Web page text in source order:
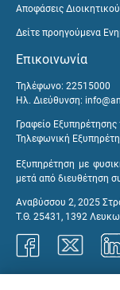
Αποφάσεις
Δείτε προηγούμενα
Επικοινωνία
Τηλέφωνο: 22515000
Ηλ. Διεύθυνση:
Γραφείο
Τηλεφωνική
Εξυπηρέτηση με
μετά από διευθέτηση
Αναβύσσου 2, 2025
Τ.Θ. 25431, 1392